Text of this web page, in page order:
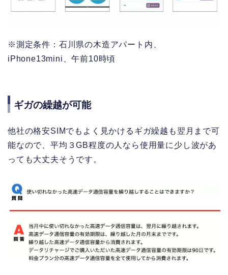
※測定条件：石川県の木造アパート内、
iPhone13mini、午前10時頃
ギガの繰越が可能
他社の格安SIMでもよく見かけるギガ繰越も翌月まで可
能なので、平均３GB程度の人なら使用量に少し波があ
っても大丈夫そうです。